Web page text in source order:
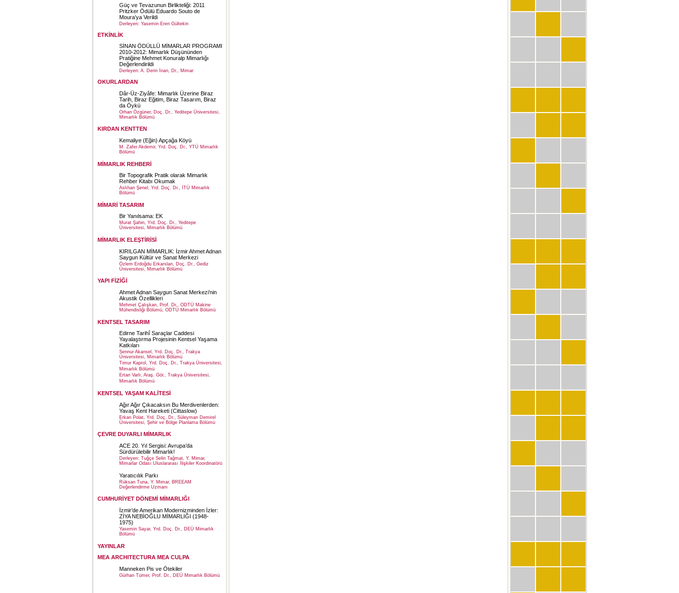
Güç ve Tevazunun Birlikteliği: 2011
Pritzker Ödülü Eduardo Souto de
Moura’ya Verildi
Derleyen: Yasemin Eren Gültekin
ETKİNLİK
SİNAN ÖDÜLLÜ MİMARLAR PROGRAMI
2010-2012: Mimarlık Düşününden
Pratiğine Mehmet Konuralp Mimarlığı
Değerlendirildi
Derleyen: A. Derin İnan, Dr., Mimar
OKURLARDAN
Dâr-Üz-Ziyâfe: Mimarlık Üzerine Biraz
Tarih, Biraz Eğitim, Biraz Tasarım, Biraz
da Öykü
Orhan Özgüner, Doç. Dr., Yeditepe Üniversitesi,
Mimarlık Bölümü
KIRDAN KENTTEN
Kemaliye (Eğin) Apçağa Köyü
M. Zafer Akdemir, Yrd. Doç. Dr., YTÜ Mimarlık
Bölümü
MİMARLIK REHBERİ
Bir Topografik Pratik olarak Mimarlık
Rehber Kitabı Okumak
Aslıhan Şenel, Yrd. Doç. Dr., İTÜ Mimarlık
Bölümü
MİMARİ TASARIM
Bir Yanılsama: EK
Murat Şahin, Yrd. Doç. Dr., Yeditepe
Üniversitesi, Mimarlık Bölümü
MİMARLIK ELEŞTİRİSİ
KIRILGAN MİMARLIK: İzmir Ahmet Adnan
Saygun Kültür ve Sanat Merkezi
Özlem Erdoğdu Erkarslan, Doç. Dr., Gediz
Üniversitesi, Mimarlık Bölümü
YAPI FİZİĞİ
Ahmet Adnan Saygun Sanat Merkezi’nin
Akustik Özellikleri
Mehmet Çalışkan, Prof. Dr., ODTÜ Makine
Mühendisliği Bölümü, ODTÜ Mimarlık Bölümü
KENTSEL TASARIM
Edirne Tarihî Saraçlar Caddesi
Yayalaştırma Projesinin Kentsel Yaşama
Katkıları
Sennur Akansel, Yrd. Doç. Dr., Trakya
Üniversitesi, Mimarlık Bölümü
Timur Kaprol, Yrd. Doç. Dr., Trakya Üniversitesi,
Mimarlık Bölümü
Ertan Varlı, Araş. Gör., Trakya Üniversitesi,
Mimarlık Bölümü
KENTSEL YAŞAM KALİTESİ
Ağır Ağır Çıkacaksın Bu Merdivenlerden:
Yavaş Kent Hareketi (Cittaslow)
Erkan Polat, Yrd. Doç. Dr., Süleyman Demirel
Üniversitesi, Şehir ve Bölge Planlama Bölümü
ÇEVRE DUYARLI MİMARLIK
ACE 20. Yıl Sergisi: Avrupa’da
Sürdürülebilir Mimarlık!
Derleyen: Tuğçe Selin Tağmat, Y. Mimar,
Mimarlar Odası Uluslararası İlişkiler Koordinatörü
Yaratıcılık Parkı
Rüksan Tuna, Y. Mimar, BREEAM
Değerlendirme Uzmanı
CUMHURİYET DÖNEMİ MİMARLIĞI
İzmir’de Amerikan Modernizminden İzler:
ZİYA NEBİOĞLU MİMARLIĞI (1948-
1975)
Yasemin Sayar, Yrd. Doç. Dr., DEÜ Mimarlık
Bölümü
YAYINLAR
MEA ARCHITECTURA MEA CULPA
Manneken Pis ve Ötekiler
Gürhan Tümer, Prof. Dr., DEÜ Mimarlık Bölümü